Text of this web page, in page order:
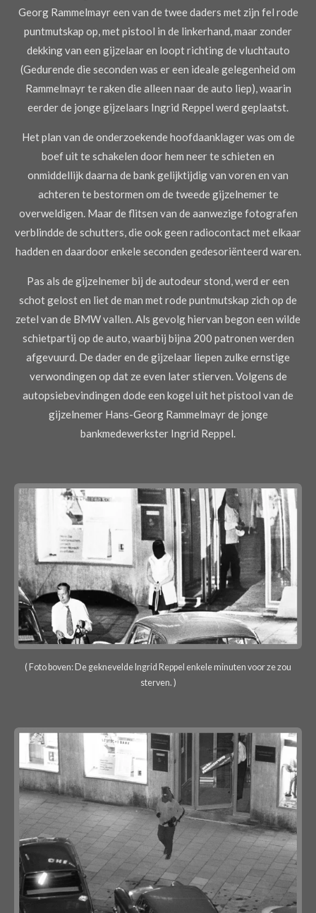
Georg Rammelmayr een van de twee daders met zijn fel rode
puntmutskap op, met pistool in de linkerhand, maar zonder
dekking van een gijzelaar en loopt richting de vluchtauto
(Gedurende die seconden was er een ideale gelegenheid om
Rammelmayr te raken die alleen naar de auto liep), waarin
eerder de jonge gijzelaars Ingrid Reppel werd geplaatst.
Het plan van de onderzoekende hoofdaanklager was om de
boef uit te schakelen door hem neer te schieten en
onmiddellijk daarna de bank gelijktijdig van voren en van
achteren te bestormen om de tweede gijzelnemer te
overweldigen. Maar de flitsen van de aanwezige fotografen
verblindde de schutters, die ook geen radiocontact met elkaar
hadden en daardoor enkele seconden gedesoriënteerd waren.
Pas als de gijzelnemer bij de autodeur stond, werd er een
schot gelost en liet de man met rode puntmutskap zich op de
zetel van de BMW vallen. Als gevolg hiervan begon een wilde
schietpartij op de auto, waarbij bijna 200 patronen werden
afgevuurd. De dader en de gijzelaar liepen zulke ernstige
verwondingen op dat ze even later stierven. Volgens de
autopsiebevindingen dode een kogel uit het pistool van de
gijzelnemer Hans-Georg Rammelmayr de jonge
bankmedewerkster Ingrid Reppel.
( Foto boven: De geknevelde Ingrid Reppel enkele minuten voor ze zou
sterven. )